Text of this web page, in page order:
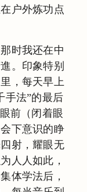
户外炼功点
时我还在中
。印象特别
，每天早上
手法”的最后
前（闭着眼
下意识的睁
射，耀眼无
人人如此，
体学法后，